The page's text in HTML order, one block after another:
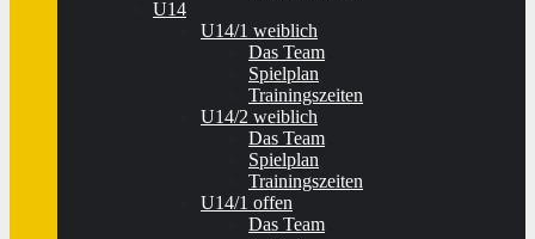
U14
U14/1 weiblich
Das Team
Spielplan
Trainingszeiten
U14/2 weiblich
Das Team
Spielplan
Trainingszeiten
U14/1 offen
Das Team